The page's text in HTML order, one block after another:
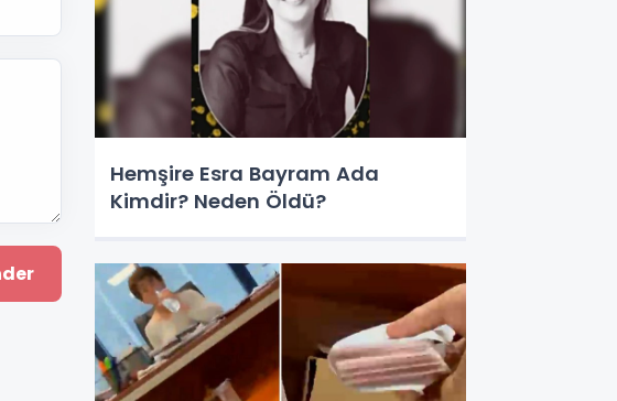
Hemşire Esra Bayram Ada
Kimdir? Neden Öldü?